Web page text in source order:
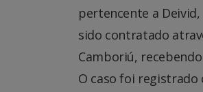
pertencente a
sido contratado
Camboriú,
O caso foi registrado